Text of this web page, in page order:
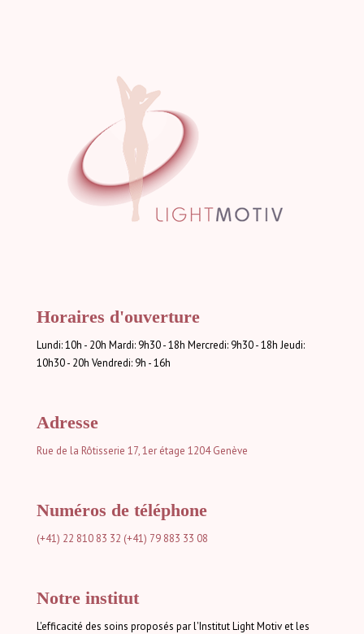
Horaires d'ouverture
Lundi: 10h - 20h Mardi: 9h30 - 18h Mercredi: 9h30 - 18h Jeudi:
10h30 - 20h Vendredi: 9h - 16h
Adresse
Rue de la Rôtisserie 17, 1er étage 1204 Genève
Numéros de téléphone
(+41) 22 810 83 32 (+41) 79 883 33 08
Notre institut
L'efficacité des soins proposés par l'Institut Light Motiv et les